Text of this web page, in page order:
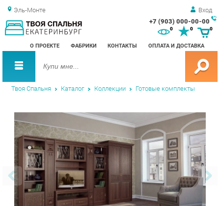
Эль-Монте Вход
+7 (903) 000-00-00
О ПРОЕКТЕ ФАБРИКИ КОНТАКТЫ ОПЛАТА И ДОСТАВКА
0 0
Твоя Спальня Каталог Коллекции Готовые комплекты